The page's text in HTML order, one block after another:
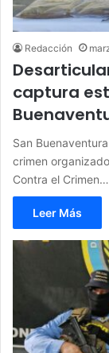
Redacción
captura
San
crimen
Contra el Crimen…
Leer Más